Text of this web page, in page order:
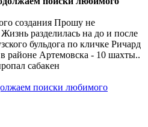
создания Прошу не
разделилась на до и после
бульдога по кличке Ричард
районе Артемовска - 10 шахты..
сабакен
поиски любимого